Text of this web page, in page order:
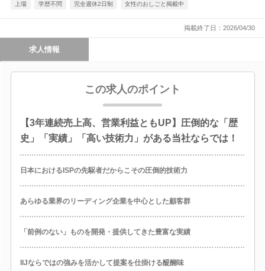
上場 学歴不問 完全週休2日制 女性のおしごと掲載中
掲載終了日：2026/04/30
求人情報
この求人のポイント
【3年連続売上高、営業利益ともUP】圧倒的な「歴
史」「実績」「高い技術力」がある当社ならでは！
日本におけるISPの先駆者だからこその圧倒的技術力
あらゆる業界のリーディング企業を中心とした顧客群
「前例のない」ものを開発・提供してきた豊富な実績
IIJならではの強みを活かして提案を仕掛ける醍醐味